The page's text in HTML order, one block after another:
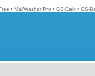
• MailWasher Pro • GS-Calc • GS-